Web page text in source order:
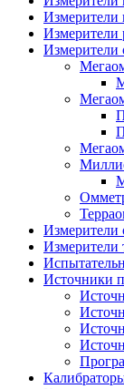
Измерители
Измерители
Измерители
Измерители
Измерители
Источники